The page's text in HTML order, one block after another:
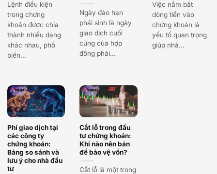
Lệnh điều kiện
trong chứng
khoán được chia
thành nhiều dạng
khác nhau, phổ
biến...
Ngày đáo hạn
phái sinh là ngày
giao dịch cuối
cùng của hợp
đồng phái...
Việc nắm bắt
dòng tiền vào
chứng khoán là
yếu tố quan trọng
giúp nhà...
Phí giao dịch tại
các công ty
chứng khoán:
Bảng so sánh và
lưu ý cho nhà đầu
tư
Cắt lỗ trong đầu
tư chứng khoán:
Khi nào nên bán
để bảo vệ vốn?
Cắt lỗ là một trong